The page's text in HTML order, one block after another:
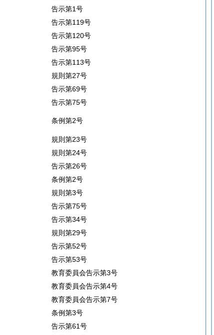
告示第1号
告示第119号
告示第120号
告示第95号
告示第113号
規則第27号
告示第69号
告示第75号
条例第2号
規則第23号
規則第24号
告示第26号
条例第2号
規則第3号
告示第75号
告示第34号
規則第29号
告示第52号
告示第53号
教育委員会告示第3号
教育委員会告示第4号
教育委員会告示第7号
条例第3号
告示第61号